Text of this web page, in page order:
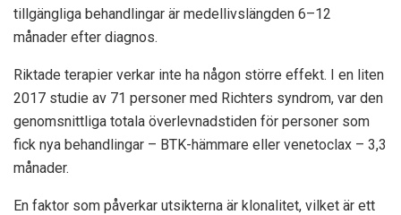
tillgängliga behandlingar är medellivslängden 6–12
månader efter diagnos.
Riktade terapier verkar inte ha någon större effekt. I en liten
2017 studie av 71 personer med Richters syndrom, var den
genomsnittliga totala överlevnadstiden för personer som
fick nya behandlingar – BTK-hämmare eller venetoclax – 3,3
månader.
En faktor som påverkar utsikterna är klonalitet, vilket är ett